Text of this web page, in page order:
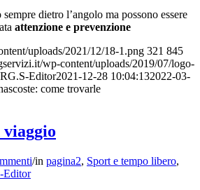
dietro l’angolo ma possono essere
attenzione e prevenzione
uploads/2021/12/18-1.png 321 845
wp-content/uploads/2019/07/logo-
Editor2021-12-28 10:04:132022-03-
come trovarle
/in pagina2, Sport e tempo libero,
Editor